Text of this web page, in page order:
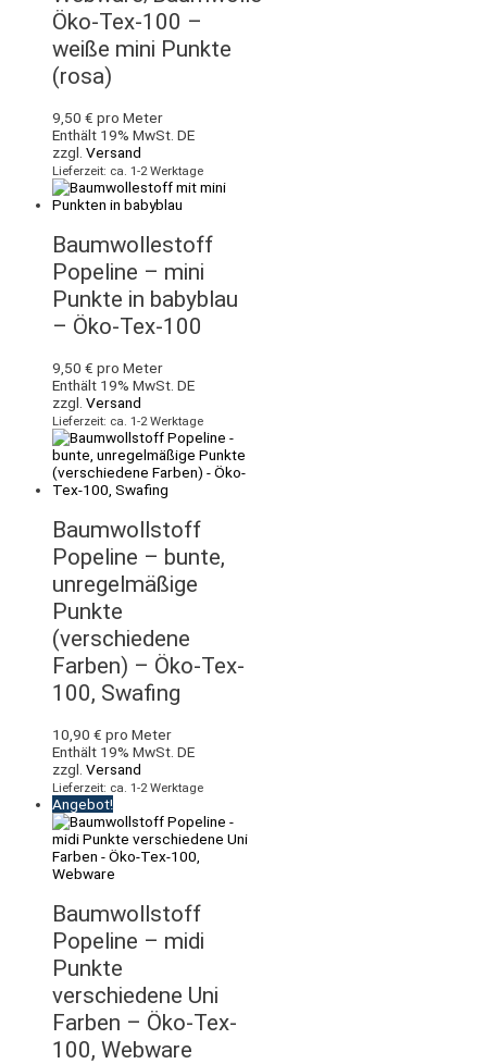
Öko-Tex-100 –
weiße mini Punkte
(rosa)
9,50 € pro Meter
Enthält 19% MwSt. DE
zzgl. Versand
Lieferzeit: ca. 1-2 Werktage
Baumwollestoff
Popeline – mini
Punkte in babyblau
– Öko-Tex-100
9,50 € pro Meter
Enthält 19% MwSt. DE
zzgl. Versand
Lieferzeit: ca. 1-2 Werktage
Baumwollstoff
Popeline – bunte,
unregelmäßige
Punkte
(verschiedene
Farben) – Öko-Tex-
100, Swafing
10,90 € pro Meter
Enthält 19% MwSt. DE
zzgl. Versand
Lieferzeit: ca. 1-2 Werktage
Angebot!
Baumwollstoff
Popeline – midi
Punkte
verschiedene Uni
Farben – Öko-Tex-
100, Webware